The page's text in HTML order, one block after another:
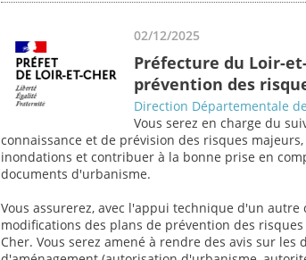
02/12/2025
Préfecture du Loir-
prévention des
Direction Départementale
Vous serez en charge du
connaissance et de prévision des risques
inondations et contribuer à la bonne prise en
documents d'urbanisme.
Vous assurerez, avec l'appui technique d'un
modifications des plans de prévention des
Cher. Vous serez amené à rendre des avis sur